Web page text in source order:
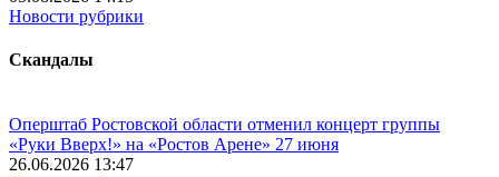
Новости рубрики
Скандалы
Оперштаб Ростовской области отменил концерт группы
«Руки Вверх!» на «Ростов Арене» 27 июня
26.06.2026 13:47